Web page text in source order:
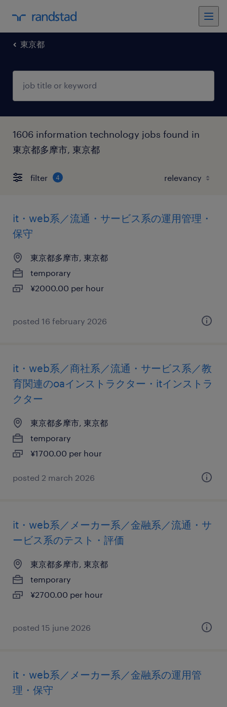
東京都
1606 information technology jobs found in
東京都多摩市, 東京都
filter 4
it・web系／流通・サービス系の運用管理・
保守
東京都多摩市, 東京都
temporary
¥2000.00 per hour
posted 16 february 2026
it・web系／商社系／流通・サービス系／教
育関連のoaインストラクター・itインストラ
クター
東京都多摩市, 東京都
temporary
¥1700.00 per hour
posted 2 march 2026
it・web系／メーカー系／金融系／流通・サ
ービス系のテスト・評価
東京都多摩市, 東京都
temporary
¥2700.00 per hour
posted 15 june 2026
it・web系／メーカー系／金融系の運用管
理・保守